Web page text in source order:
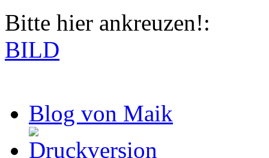
Bitte hier ankreuzen!:
BILD
Blog von Maik